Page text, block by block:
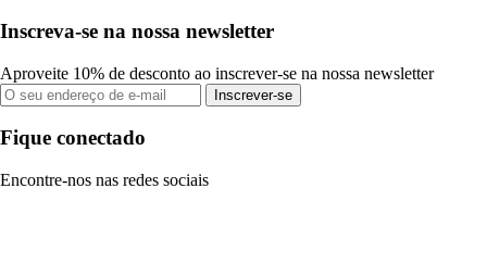
Inscreva-se na nossa newsletter
Aproveite 10% de desconto ao inscrever-se na nossa newsletter
Inscrever-se
Fique conectado
Encontre-nos nas redes sociais